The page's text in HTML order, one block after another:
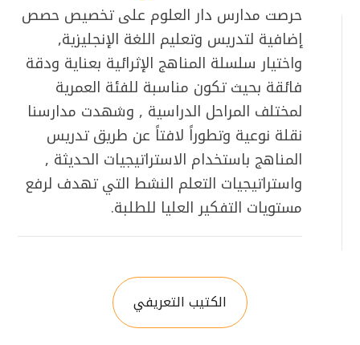
حرصت مدارس دار العلوم على تخصيص حصص
إضافية لتدريس وتعليم اللغة الإنجليزية,
واختيار سلسلة المناهج الإثرائية بعناية ودقة
فائقة بحيث تكون مناسبة للفئة العمرية
لمختلف المراحل الدراسية , وشهدت مدارسنا
نقلة نوعية وتطوراً لافتاً عن طريق تدريس
المناهج باستخدام الاستراتيجيات الحديثة ,
واستراتيجيات التعلم النشط التي تهدف لرفع
مستويات التفكير العليا للطلبة.
الكتيب التعريفي